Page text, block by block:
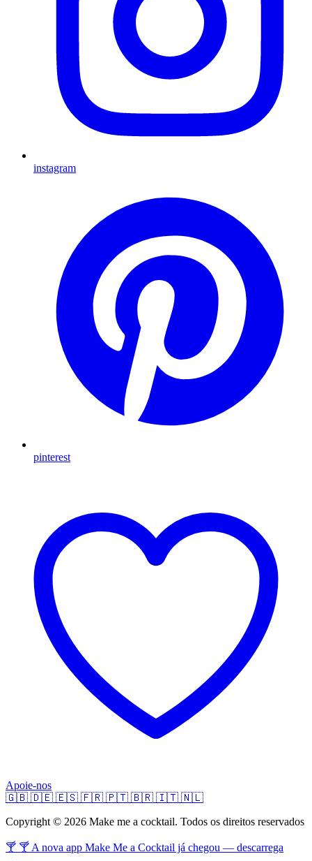
instagram
pinterest
Apoie-nos
🇬🇧 🇩🇪 🇪🇸 🇫🇷 🇵🇹 🇧🇷 🇮🇹 🇳🇱
Copyright © 2026 Make me a cocktail. Todos os direitos reservados
🍸 🍸 A nova app Make Me a Cocktail já chegou — descarrega